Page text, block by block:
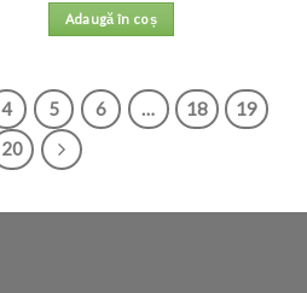
Adaugă în coș
4 5 6 … 18
19
20